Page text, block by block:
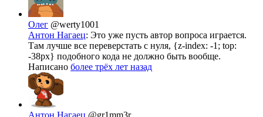
Олег @werty1001
Антон Нагаец: Это уже пусть автор вопроса играется.
Там лучше все переверстать с нуля, {z-index: -1; top:
-38px} подобного кода не должно быть вообще.
Написано более трёх лет назад
Антон Нагаец @gr1mm3r